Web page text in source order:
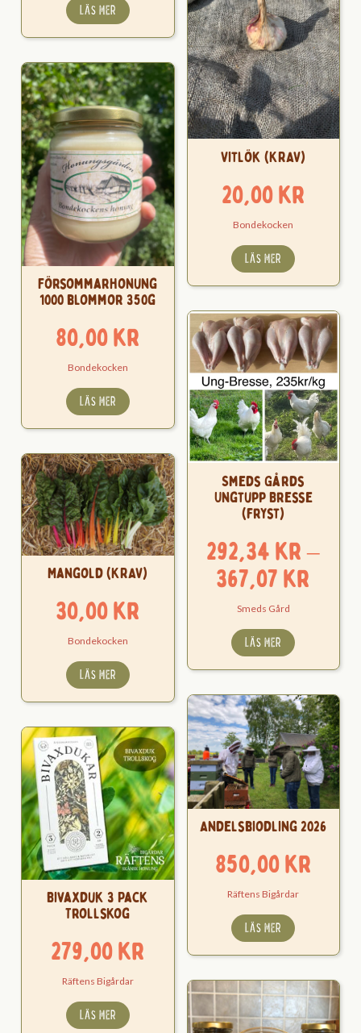
LÄS MER
Vitlök (KRAV)
20,00kr
Bondekocken
LÄS MER
Försommarhonung
1000 blommor 350g
80,00kr
Bondekocken
LÄS MER
Smeds Gårds
Ungtupp Bresse
(fryst)
292,34 kr –
367,07 kr
Smeds Gård
LÄS MER
Mangold (KRAV)
30,00kr
Bondekocken
LÄS MER
Andelsbiodling 2026
850,00kr
Räftens Bigårdar
LÄS MER
Bivaxduk 3 Pack
Trollskog
279,00kr
Räftens Bigårdar
LÄS MER